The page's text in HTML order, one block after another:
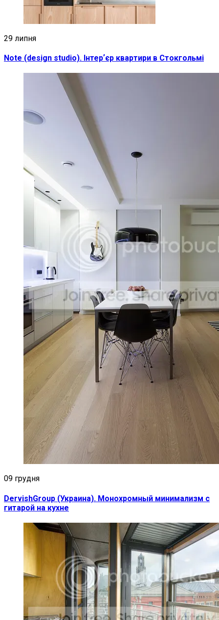
29 липня
Note (design studio). Інтерʼєр квартири в Стокгольмі
09 грудня
DervishGroup (Украина). Монохромный минимализм с
гитарой на кухне